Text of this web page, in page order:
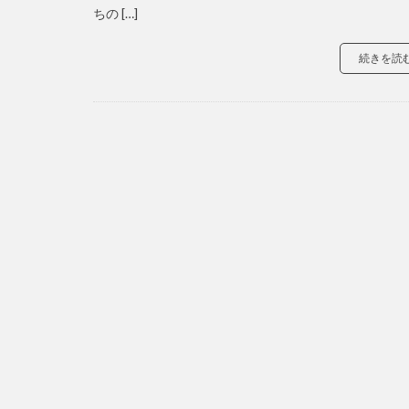
ちの […]
続きを読